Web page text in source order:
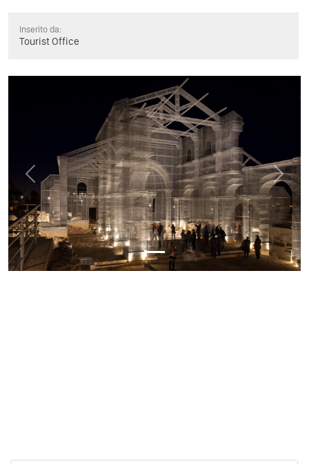
Inserito da:
Tourist Office
Previous Next